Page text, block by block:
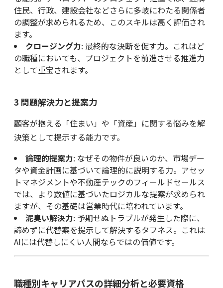
住民、行政、建設会社などさらに多岐にわたる関係者
の調整が求められるため、このスキルは高く評価され
ます。
クロージング力: 最終的な決断を促す力。これはど
の職種においても、プロジェクトを前進させる推進力
として重宝されます。
3 問題解決力と提案力
顧客が抱える「住まい」や「資産」に関する悩みを解
決策として提示する能力です。
論理的提案力: なぜその物件が良いのか、市場デー
タや資金計画に基づいて論理的に説明する力。アセッ
トマネジメントや不動産テックのフィールドセールス
では、より数値に基づいたロジカルな提案が求められ
ますが、その基礎は営業時代に培われています。
泥臭い解決力: 予期せぬトラブルが発生した際に、
諦めずに代替案を提示して解決するタフネス。これは
AIには代替しにくい人間ならではの価値です。
職種別キャリアパスの詳細分析と必要資格